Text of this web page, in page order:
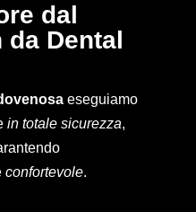
dal
Dental
eseguiamo
in totale sicurezza,
confortevole.